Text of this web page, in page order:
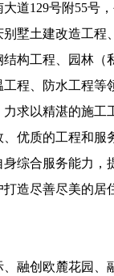
道129号附55号
别墅土建改造工程、
构工程、园林（
程、防水工程等
求以精湛的施工
优质的工程和服
综合服务能力，
造尽善尽美的居
融创欧麓花园、